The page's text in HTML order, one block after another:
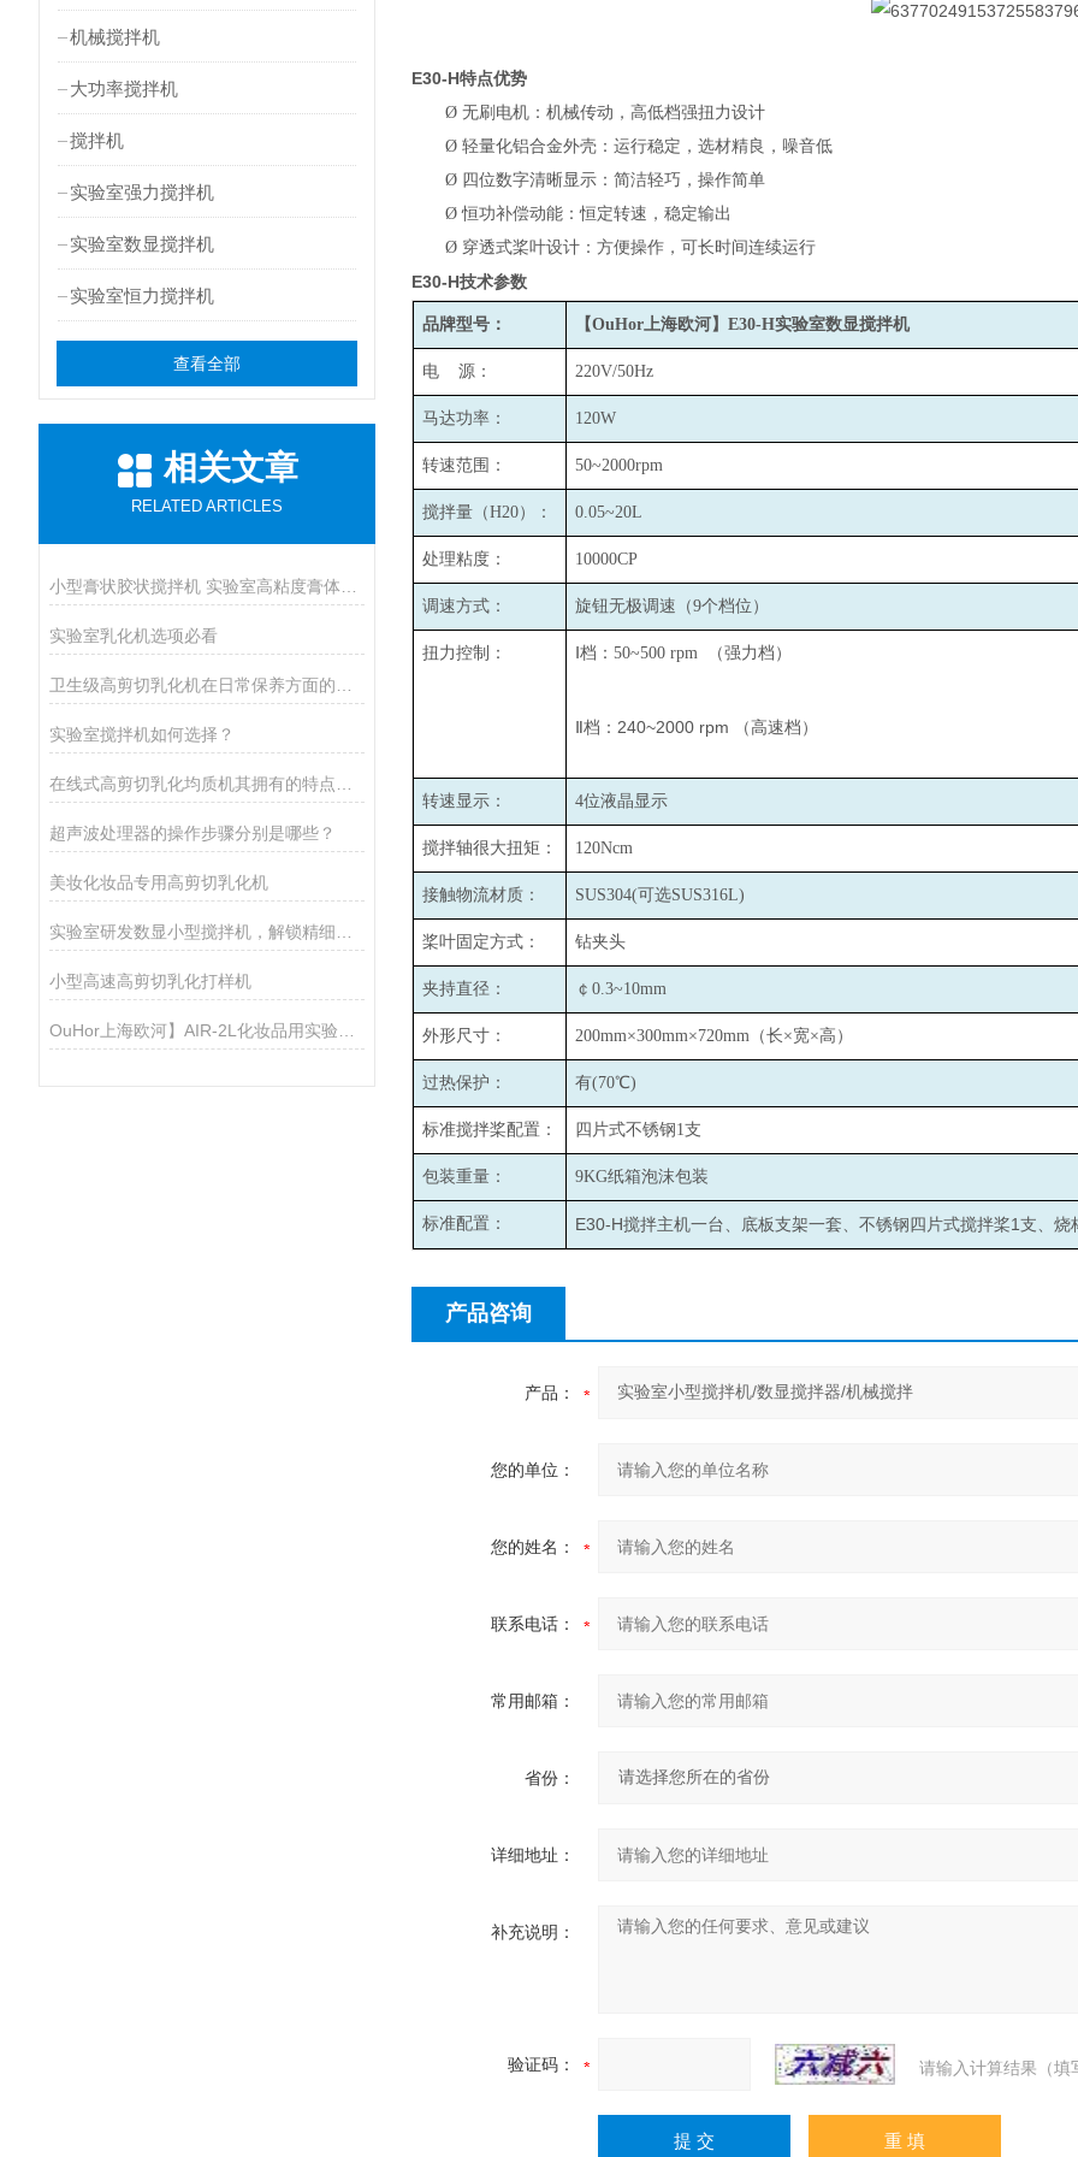
机械搅拌机
大功率搅拌机
搅拌机
实验室强力搅拌机
实验室数显搅拌机
实验室恒力搅拌机
查看全部
相关文章
RELATED ARTICLES
实验室乳化机选项必看
实验室搅拌机如何选择？
超声波处理器的操作步骤分别是哪些？
美妆化妆品专用高剪切乳化机
小型高速高剪切乳化打样机
E30-H特点优势
Ø 无刷电机：机械传动，高低档强扭力设计
Ø 轻量化铝合金外壳：运行稳定，选材精良，噪音低
Ø 四位数字清晰显示：简洁轻巧，操作简单
Ø 恒功补偿动能：恒定转速，稳定输出
Ø 穿透式桨叶设计：方便操作，可长时间连续运行
E30-H技术参数
品牌型号： 【OuHor上海欧河】E30-H实验室数显搅拌机
电 源： 220V/50Hz
马达功率： 120W
转速范围： 50~2000rpm
搅拌量（H20）： 0.05~20L
处理粘度： 10000CP
调速方式： 旋钮无极调速（9个档位）
扭力控制： Ⅰ档：50~500 rpm （强力档）
Ⅱ档：240~2000 rpm （高速档）
转速显示： 4位液晶显示
搅拌轴很大扭矩： 120Ncm
接触物流材质： SUS304(可选SUS316L)
桨叶固定方式： 钻夹头
夹持直径： ￠0.3~10mm
外形尺寸： 200mm×300mm×720mm （长×宽×高）
过热保护： 有(70℃)
标准搅拌桨配置： 四片式不锈钢1支
包装重量： 9KG纸箱泡沫包装
标准配置： E30-H搅拌主机一台、底板支架一套、不锈钢四片式搅拌桨1 支、烧
产品咨询
产品：
您的单位：
您的姓名：
联系电话：
常用邮箱：
省份：
详细地址：
补充说明：
验证码： 请输入计算结果（填